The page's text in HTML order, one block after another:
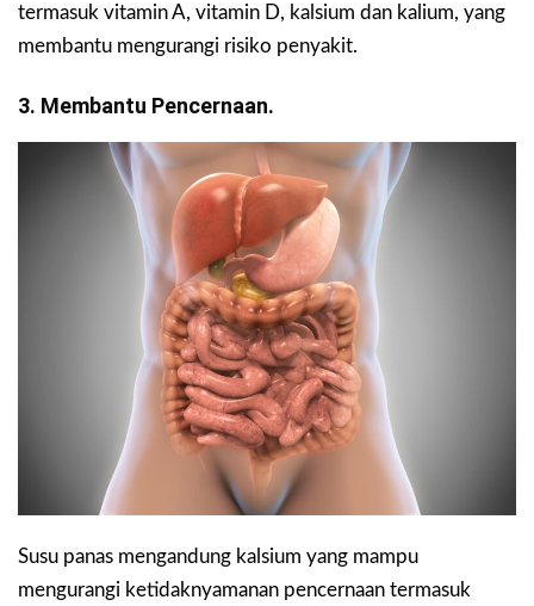
termasuk vitamin A, vitamin D, kalsium dan kalium, yang
membantu mengurangi risiko penyakit.
3. Membantu Pencernaan.
Susu panas mengandung kalsium yang mampu
mengurangi ketidaknyamanan pencernaan termasuk